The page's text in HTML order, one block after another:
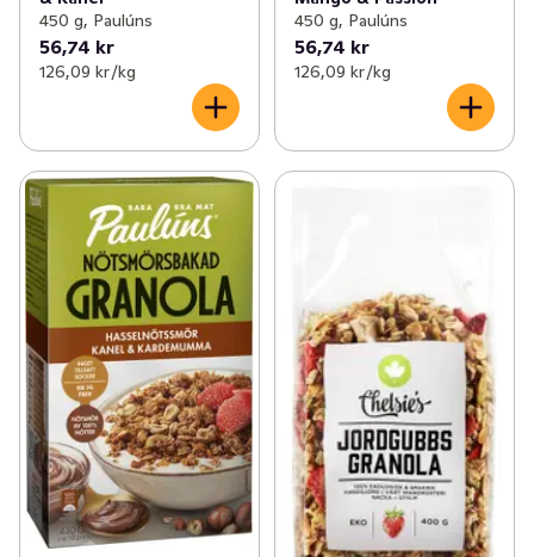
450 g, Paulúns
56,74 kr
126,09 kr /kg
450 g, Paulúns
56,74 kr
126,09 kr /kg